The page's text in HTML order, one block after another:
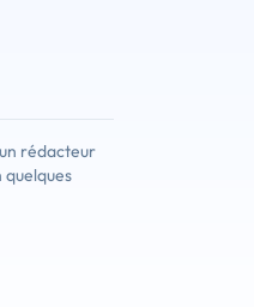
rédacteur